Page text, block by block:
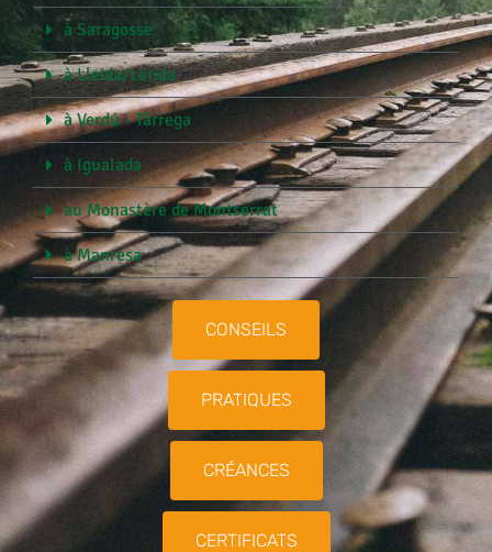
à Saragosse
à Lleida/Lérida
à Verdú - Tárrega
à Igualada
au Monastère de Montserrat
à Manresa
CONSEILS
PRATIQUES
CRÉANCES
CERTIFICATS